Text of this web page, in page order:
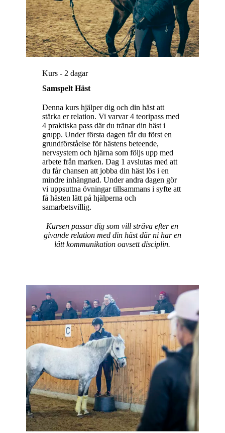
Kurs - 2 dagar
Samspelt Häst
Denna kurs hjälper dig och din häst att
stärka er relation. Vi varvar 4 teoripass med
4 praktiska pass där du tränar din häst i
grupp. Under första dagen får du först en
grundförståelse för hästens beteende,
nervsystem och hjärna som följs upp med
arbete från marken. Dag 1 avslutas med att
du får chansen att jobba din häst lös i en
mindre inhängnad. Under andra dagen gör
vi uppsuttna övningar tillsammans i syfte att
få hästen lätt på hjälperna och
samarbetsvillig.
Kursen passar dig som vill sträva efter en
givande relation med din häst där ni har en
lätt kommunikation oavsett disciplin.